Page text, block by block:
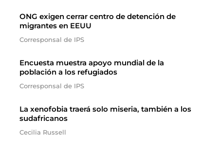
ONG exigen cerrar centro de detención de
migrantes en EEUU
Corresponsal de IPS
Encuesta muestra apoyo mundial de la
población a los refugiados
Corresponsal de IPS
La xenofobia traerá solo miseria, también a los
sudafricanos
Cecilia Russell